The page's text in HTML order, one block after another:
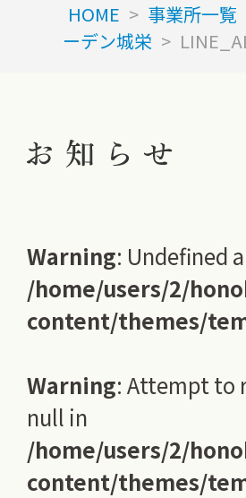
HOME > 事業所一覧
ーデン城栄 >
Warning: Undefined
/home/users/2/
content/themes/
Warning: Attempt to
null in
/home/users/2/
content/themes/